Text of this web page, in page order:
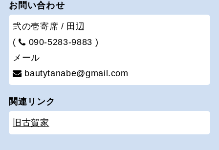
お問い合わせ
弐の壱寄席 / 田辺
(
090-5283-9883 )
メール
bautytanabe@gmail.com
関連リンク
旧古賀家